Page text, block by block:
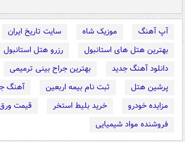
آپ آهنگ موزیک شاه
سایت تاریخ ایران
بهترین هتل های استانبول
رزرو هتل استانبول
دانلود آهنگ جدید
بهترین جراح بینی ترمیمی
پرشین هتل
ثبت نام بیمه اربعین
آهنگ
مزایده خودرو
خرید بلیط استخر
قیمت
فروشنده مواد شیمیایی